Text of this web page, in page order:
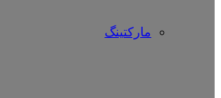
مارکتینگ